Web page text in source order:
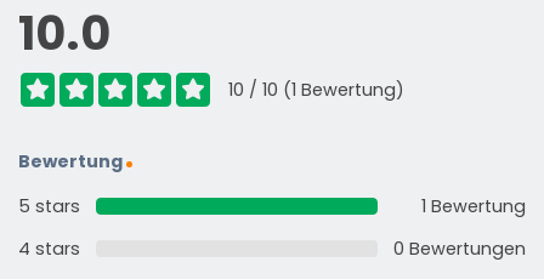
10.0
10 / 10 (1 Bewertung)
Bewertung
5 stars
1 Bewertung
4 stars
0 Bewertungen